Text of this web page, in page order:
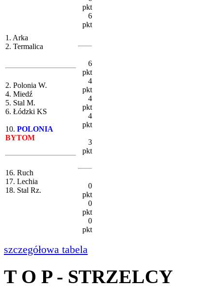
1. Arka
2. Termalica
2. Polonia W.
4. Miedź
5. Stal M.
6. Łódzki KS
10. POLONIA
BYTOM
16. Ruch
17. Lechia
18. Stal Rz.
pkt
6
pkt
6
pkt
4
pkt
4
pkt
4
pkt
3
pkt
0
pkt
0
pkt
0
pkt
szczegółowa tabela
T O P - STRZELCY